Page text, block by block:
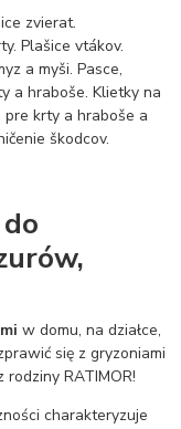
zvierat.
Plašice vtákov.
a myši. Pasce,
a hraboše. Klietky na
pre krty a hraboše a
škodcov.
w domu, na działce,
się z gryzoniami
rodziny RATIMOR!
charakteryzuje